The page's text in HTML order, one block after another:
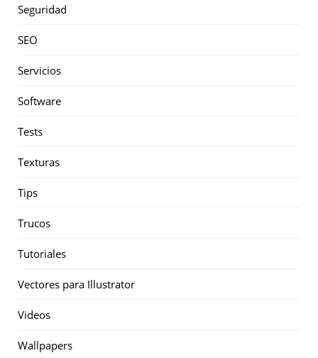
Seguridad
SEO
Servicios
Software
Tests
Texturas
Tips
Trucos
Tutoriales
Vectores para Illustrator
Videos
Wallpapers